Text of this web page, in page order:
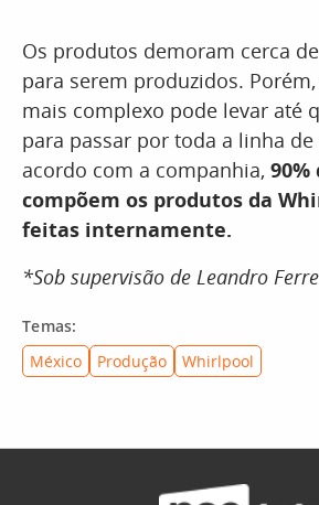
Os produtos demoram cerca
para serem produzidos.
mais complexo pode levar até
para passar por toda a linha
acordo com a companhia, 90%
compõem os produtos da
feitas internamente.
*Sob supervisão de Leandro
Temas:
México
Produção Whirlpool